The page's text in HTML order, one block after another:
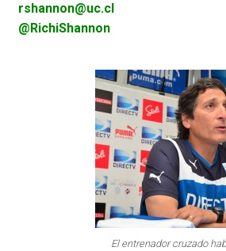
rshannon@uc.cl
@RichiShannon
El entrenador cruzado